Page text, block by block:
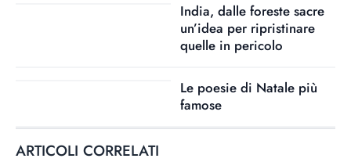
India, dalle foreste sacre
un’idea per ripristinare
quelle in pericolo
Le poesie di Natale più
famose
ARTICOLI CORRELATI